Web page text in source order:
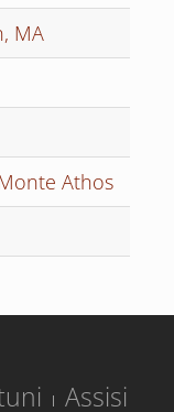
MA
Monte Athos
Assisi